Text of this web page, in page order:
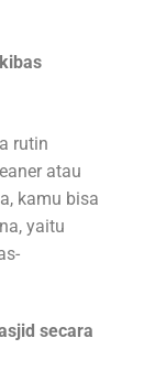
rutin
atau
kamu bisa
yaitu
secara